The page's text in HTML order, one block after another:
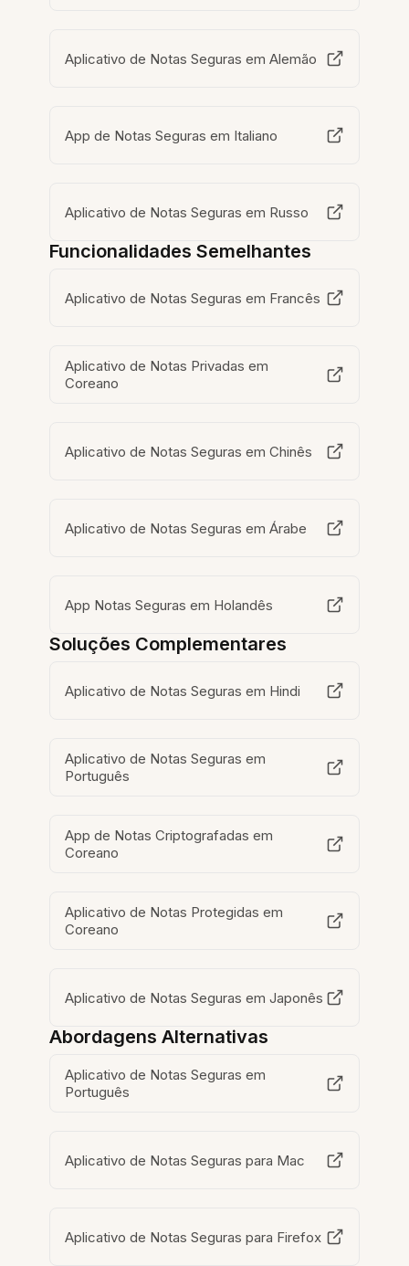
Aplicativo de Notas Seguras em Alemão
App de Notas Seguras em Italiano
Aplicativo de Notas Seguras em Russo
Funcionalidades Semelhantes
Aplicativo de Notas Seguras em Francês
Aplicativo de Notas Privadas em
Coreano
Aplicativo de Notas Seguras em Chinês
Aplicativo de Notas Seguras em Árabe
App Notas Seguras em Holandês
Soluções Complementares
Aplicativo de Notas Seguras em Hindi
Aplicativo de Notas Seguras em
Português
App de Notas Criptografadas em
Coreano
Aplicativo de Notas Protegidas em
Coreano
Aplicativo de Notas Seguras em Japonês
Abordagens Alternativas
Aplicativo de Notas Seguras em
Português
Aplicativo de Notas Seguras para Mac
Aplicativo de Notas Seguras para Firefox